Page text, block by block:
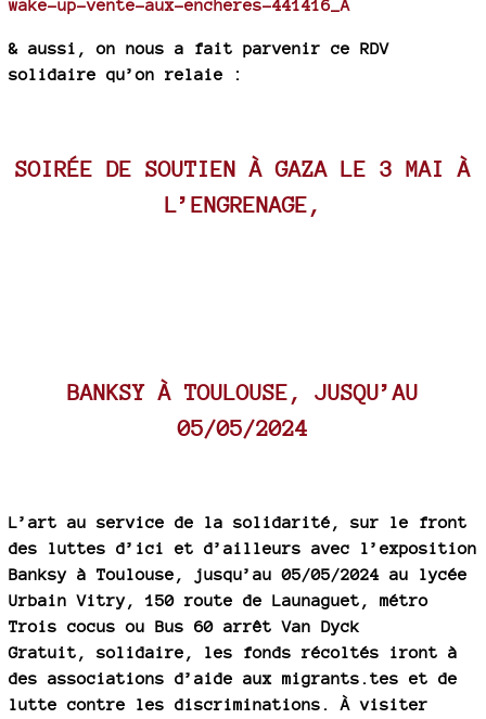
wake-up-vente-aux-encheres-441416_A
& aussi, on nous a fait parvenir ce RDV
solidaire qu’on relaie :
SOIRÉE DE SOUTIEN À GAZA LE 3 MAI À
L’ENGRENAGE,
BANKSY À TOULOUSE, JUSQU’AU
05/05/2024
L’art au service de la solidarité, sur le front
des luttes d’ici et d’ailleurs avec l’exposition
Banksy à Toulouse, jusqu’au 05/05/2024 au lycée
Urbain Vitry, 150 route de Launaguet, métro
Trois cocus ou Bus 60 arrêt Van Dyck
Gratuit, solidaire, les fonds récoltés iront à
des associations d’aide aux migrants.tes et de
lutte contre les discriminations. À visiter